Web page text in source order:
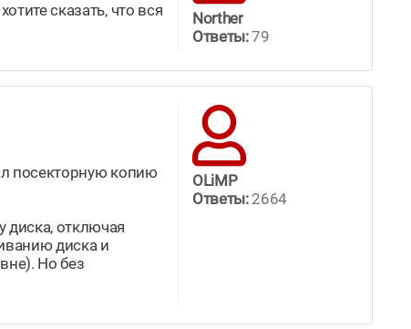
сказать, что вся
Norther
Ответы:79
посекторную копию
отключая
диска и
Но без
OLiMP
Ответы:2664